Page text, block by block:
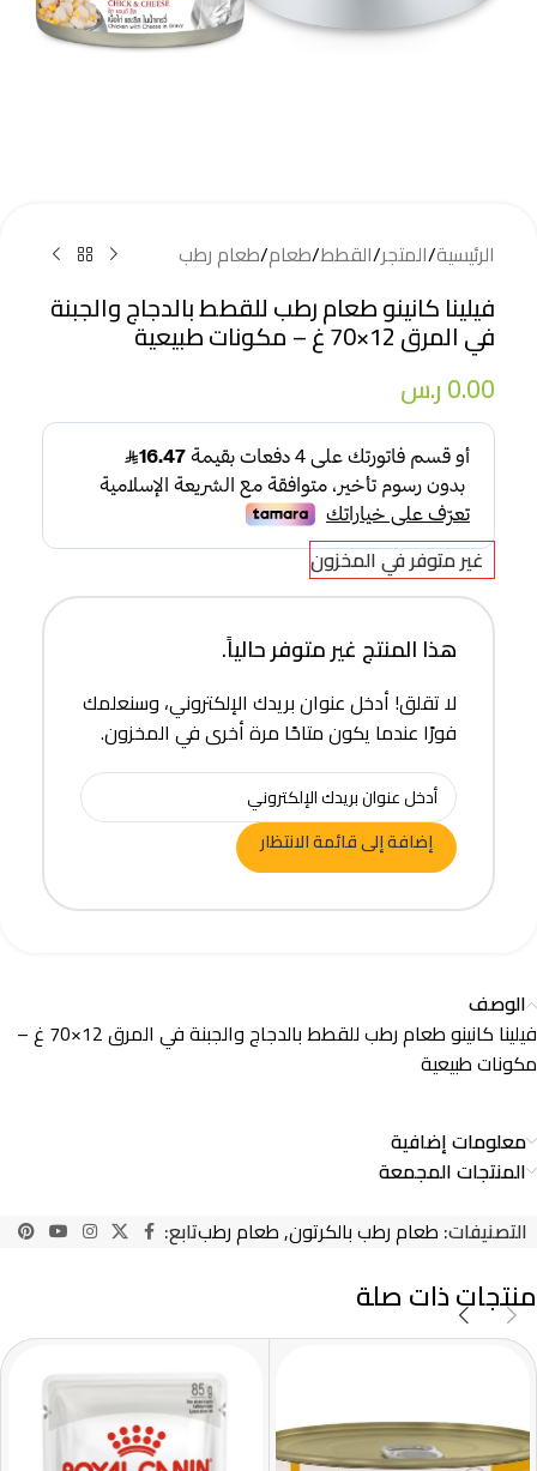
الرئيسية/المتجر/القطط/طعام/طعام رطب
فيلينا كانينو طعام رطب للقطط بالدجاج والجبنة
في المرق 12×70 غ – مكونات طبيعية
0.00ر.س
غير متوفر في المخزون
هذا المنتج غير متوفر حالياً.
لا تقلق! أدخل عنوان بريدك الإلكتروني، وسنعلمك
فورًا عندما يكون متاحًا مرة أخرى في المخزون.
إضافة إلى قائمة الانتظار
الوصف
فيلينا كانينو طعام رطب للقطط بالدجاج والجبنة في المرق 12×70 غ –
مكونات طبيعية
معلومات إضافية
المنتجات المجمعة
التصنيفات: طعام رطب بالكرتون,طعام رطبتابع:
منتجات ذات صلة